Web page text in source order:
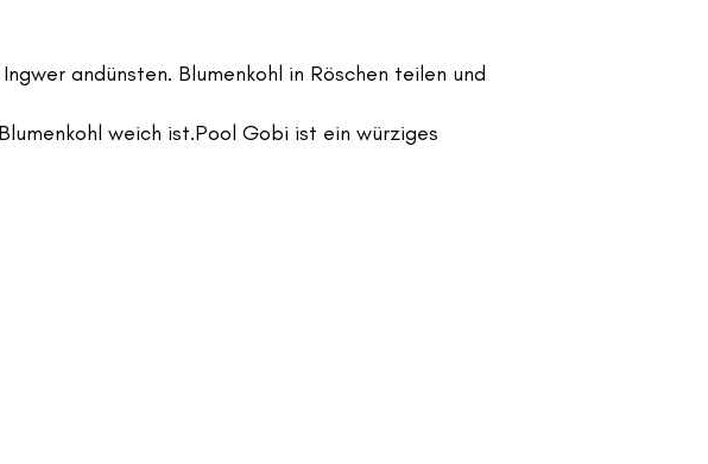
andünsten. Blumenkohl in Röschen teilen und
weich ist.Pool Gobi ist ein würziges